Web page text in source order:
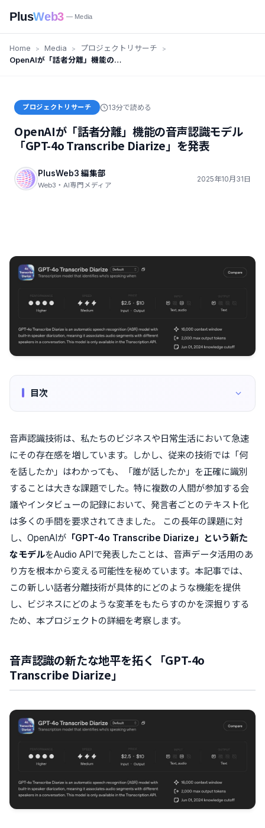
PlusWeb3 — Media
Home Media
プロジェクトリサーチ
OpenAIが「話者分離」機能の音
プロジェクトリサーチ 13分で読める
OpenAIが「話者分離」機能の音声認識モデル
「GPT-4o Transcribe Diarize」を発表
PlusWeb3 編集部
Web3・AI専門メディア
2025年10月31日
目次
音声認識技術は、私たちのビジネスや日常生活において急速
にその存在感を増しています。しかし、従来の技術では「何
を話したか」はわかっても、「誰が話したか」を正確に識別
することは大きな課題でした。特に複数の人間が参加する会
議やインタビューの記録において、発言者ごとのテキスト化
は多くの手間を要求されてきました。 この長年の課題に対
し、OpenAIが 「GPT-4o Transcribe Diarize」という新た
なモデルをAudio APIで発表したことは、音声データ活用のあ
り方を根本から変える可能性を秘めています。本記事では、
この新しい話者分離技術が具体的にどのような機能を提供
し、ビジネスにどのような変革をもたらすのかを深掘りする
ため、本プロジェクトの詳細を考察します。
音声認識の新たな地平を拓く「GPT-4o
Transcribe Diarize」